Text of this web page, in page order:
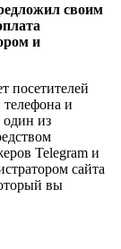
своим
и
посетителей
и
из
Telegram и
сайта
вы